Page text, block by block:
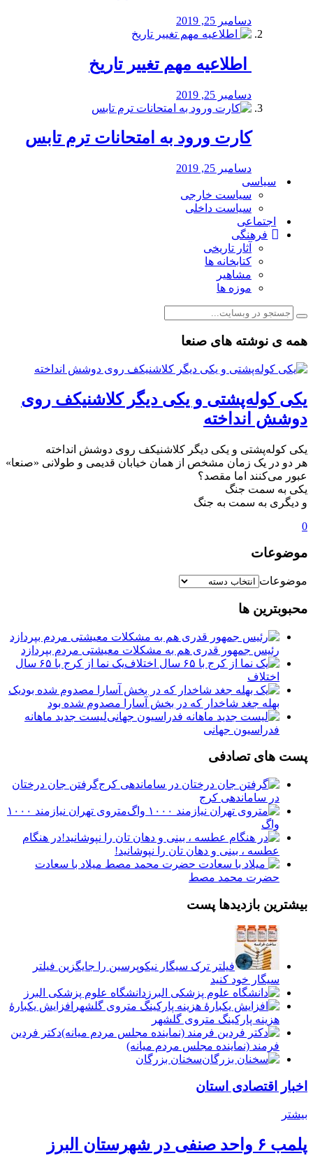
دسامبر 25, 2019
️ اطلاعیه مهم تغییر تاریخ
دسامبر 25, 2019
کارت ورود به امتحانات ترم تابس
دسامبر 25, 2019
سیاسی
سیاست خارجی
سیاست داخلی
اجتماعی
فرهنگی
آثار تاریخی
کتابخانه ها
مشاهیر
موزه ها
همه ی نوشته های صنعا
یکی کوله‌پشتی و یکی دیگر کلاشنیکف روی
دوشش انداخته
یکی کوله‌پشتی و یکی دیگر کلاشنیکف روی دوشش انداخته
هر دو در یک زمان مشخص از همان خیابان قدیمی و طولانی «صنعا»
عبور می‌کنند اما مقصد؟
یکی به سمت جنگ
و دیگری به سمت به جنگ
0
موضوعات
موضوعات
محبوبترین ها
رئیس جمهور قدری هم به مشکلات معیشتی مردم بپردازد
یک نما از کرج با ۶۵ سال
اختلاف
یک
بهله جغد شاخدار که در بخش آسارا مصدوم شده بود
لیست جدید ماهانه
فدراسیون جهانی
پست های تصادفی
گرفتن جان درختان
در ساماندهی کرج
متروی تهران نیازمند ۱۰۰۰
واگ
در هنگام
عطسه ، بینی و دهان تان را نپوشانید!
میلاد با سعادت
حضرت محمد مصط
بیشترین بازدیدها پست
فیلتر ترک سیگار نیکوپرسین را جایگزین فیلتر
سیگار خود کنید
دانشگاه علوم پزشکی البرز
افزایش یکبارۀ
هزینه پارکینگ متروی گلشهر
دكتر فردين
فرمند (نماينده مجلس مردم میانه)
سخنان بزرگان
اخبار اقتصادی استان
بیشتر
پلمب ۶ واحد صنفی در شهرستان البرز